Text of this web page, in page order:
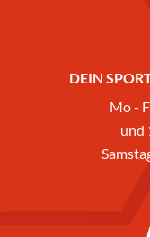
DEIN
Mo -
und